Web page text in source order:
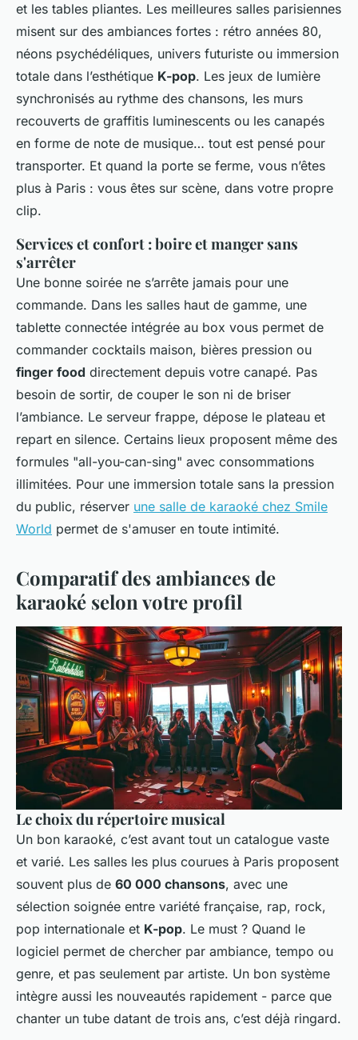
et les tables pliantes. Les meilleures salles parisiennes
misent sur des ambiances fortes : rétro années 80,
néons psychédéliques, univers futuriste ou immersion
totale dans l’esthétique K-pop. Les jeux de lumière
synchronisés au rythme des chansons, les murs
recouverts de graffitis luminescents ou les canapés
en forme de note de musique… tout est pensé pour
transporter. Et quand la porte se ferme, vous n’êtes
plus à Paris : vous êtes sur scène, dans votre propre
clip.
Services et confort : boire et manger sans
s'arrêter
Une bonne soirée ne s’arrête jamais pour une
commande. Dans les salles haut de gamme, une
tablette connectée intégrée au box vous permet de
commander cocktails maison, bières pression ou
finger food directement depuis votre canapé. Pas
besoin de sortir, de couper le son ni de briser
l’ambiance. Le serveur frappe, dépose le plateau et
repart en silence. Certains lieux proposent même des
formules "all-you-can-sing" avec consommations
illimitées. Pour une immersion totale sans la pression
du public, réserver une salle de karaoké chez Smile
World permet de s'amuser en toute intimité.
Comparatif des ambiances de
karaoké selon votre profil
Le choix du répertoire musical
Un bon karaoké, c’est avant tout un catalogue vaste
et varié. Les salles les plus courues à Paris proposent
souvent plus de 60 000 chansons, avec une
sélection soignée entre variété française, rap, rock,
pop internationale et K-pop. Le must ? Quand le
logiciel permet de chercher par ambiance, tempo ou
genre, et pas seulement par artiste. Un bon système
intègre aussi les nouveautés rapidement - parce que
chanter un tube datant de trois ans, c’est déjà ringard.